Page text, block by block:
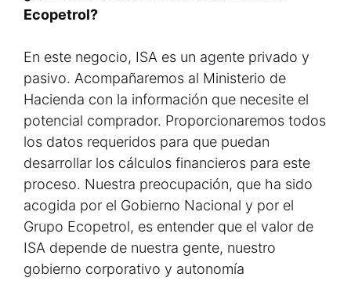
Ecopetrol?
En este negocio, ISA es un agente privado y
pasivo. Acompañaremos al Ministerio de
Hacienda con la información que necesite el
potencial comprador. Proporcionaremos todos
los datos requeridos para que puedan
desarrollar los cálculos financieros para este
proceso. Nuestra preocupación, que ha sido
acogida por el Gobierno Nacional y por el
Grupo Ecopetrol, es entender que el valor de
ISA depende de nuestra gente, nuestro
gobierno corporativo y autonomía